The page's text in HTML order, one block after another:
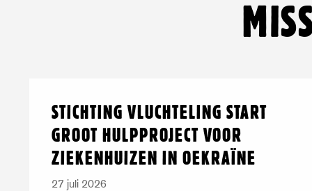
STICHTING VLUCHTELING START
GROOT HULPPROJECT VOOR
ZIEKENHUIZEN IN OEKRAÏNE
27 juli 2026
meer
Stichting
Vluchteling
start
groot